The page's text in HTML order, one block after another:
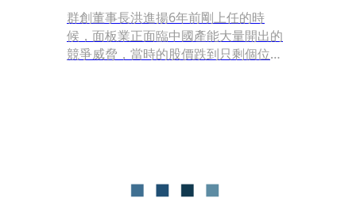
群創董事長洪進揚6年前剛上任的時
候，面板業正面臨中國產能大量開出的
競爭威脅，當時的股價跌到只剩個位